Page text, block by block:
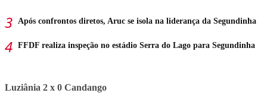
Após confrontos diretos, Aruc se isola na liderança da Segundinha
FFDF realiza inspeção no estádio Serra do Lago para Segundinha
Luziânia 2 x 0 Candango